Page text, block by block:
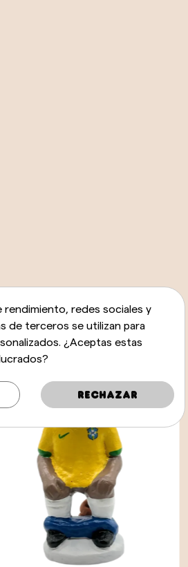
redes sociales y
de terceros se utilizan para
¿Aceptas estas
Rechazar